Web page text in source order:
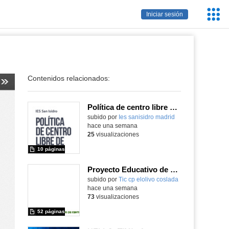
Iniciar sesión
Contenidos relacionados:
Política de centro libre de móviles
subido por Ies sanisidro madrid
10 páginas
hace una semana
25visualizaciones
Proyecto Educativo de Centro actualizado 2026
subido por Tic cp elolivo coslada
52 páginas
hace una semana
73visualizaciones